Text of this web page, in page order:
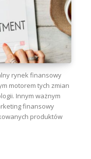
rynek finansowy
motorem tych zmian
Innym ważnym
finansowy
produktów